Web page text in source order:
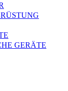
GERÄTE